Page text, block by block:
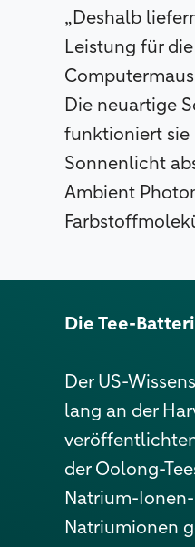
„Deshalb
Leistung für
Die neuartige
funktioniert sie
Sonnenlicht
Ambient
Die Tee-
Der US-
lang an der
der Oolong-
Natrium-
Natriumionen